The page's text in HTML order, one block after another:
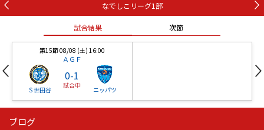
なでしこリーグ1部
試合結果 次節
第15節 08/08 (土) 16:00
ＡＧＦ
Ｓ世田谷
0-1
試合中
ニッパツ
ブログ